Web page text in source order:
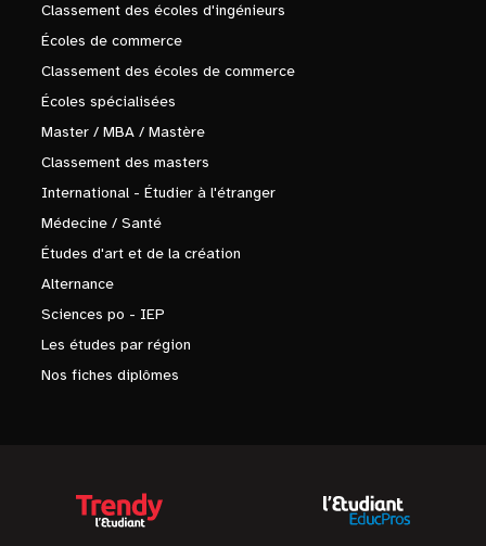
Classement des écoles d'ingénieurs
Écoles de commerce
Classement des écoles de commerce
Écoles spécialisées
Master / MBA / Mastère
Classement des masters
International - Étudier à l'étranger
Médecine / Santé
Études d'art et de la création
Alternance
Sciences po - IEP
Les études par région
Nos fiches diplômes